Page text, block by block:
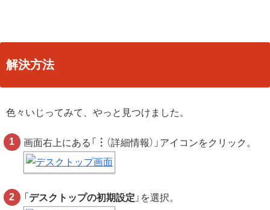
解決方法
色々いじってみて、やっと見つけました。
画面右上にある「 ︙ （詳細情報）」アイコンをクリック。
「 デスクトップの初期設定 」を選択。